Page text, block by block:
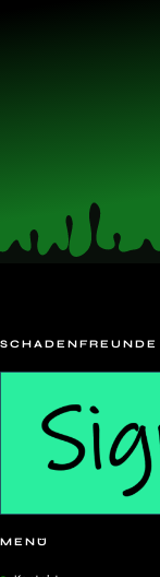
SCHADENFREUNDE
MENÜ